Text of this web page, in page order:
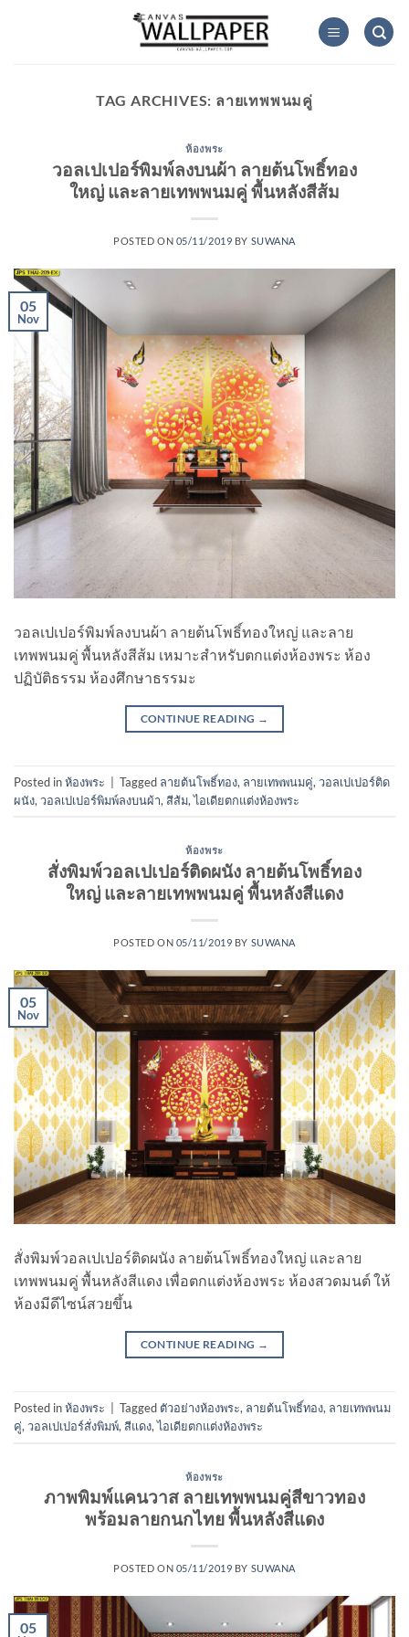
TAG ARCHIVES: ลายเทพพนมคู่
ห้องพระ
วอลเปเปอร์พิมพ์ลงบนผ้า ลายต้นโพธิ์ทอง
ใหญ่ และลายเทพพนมคู่ พื้นหลังสีส้ม
POSTED ON 05/11/2019 BY SUWANA
05
Nov
วอลเปเปอร์พิมพ์ลงบนผ้า ลายต้นโพธิ์ทองใหญ่ และลาย
เทพพนมคู่ พื้นหลังสีส้ม เหมาะสำหรับตกแต่งห้องพระ ห้อง
ปฏิบัติธรรม ห้องศึกษาธรรมะ
CONTINUE READING →
Posted inห้องพระ | Tagged ลายต้นโพธิ์ทอง, ลายเทพพนมคู่, วอลเปเปอร์ติด
ผนัง, วอลเปเปอร์พิมพ์ลงบนผ้า, สีส้ม,ไอเดียตกแต่งห้องพระ
ห้องพระ
สั่งพิมพ์วอลเปเปอร์ติดผนัง ลายต้นโพธิ์ทอง
ใหญ่ และลายเทพพนมคู่ พื้นหลังสีแดง
POSTED ON 05/11/2019 BY SUWANA
05
Nov
สั่งพิมพ์วอลเปเปอร์ติดผนัง ลายต้นโพธิ์ทองใหญ่ และลาย
เทพพนมคู่ พื้นหลังสีแดง เพื่อตกแต่งห้องพระ ห้องสวดมนต์ ให้
ห้องมีดีไซน์สวยขึ้น
CONTINUE READING →
Posted inห้องพระ Tagged ตัวอย่างห้องพระ, ลายต้นโพธิ์ทอง, ลายเทพพนม
คู่, วอลเปเปอร์สั่งพิมพ์, สีแดง,ไอเดียตกแต่งห้องพระ
ห้องพระ
ภาพพิมพ์แคนวาส ลายเทพพนมคู่สีขาวทอง
พร้อมลายกนกไทย พื้นหลังสีแดง
POSTED ON 05/11/2019 BY SUWANA
05